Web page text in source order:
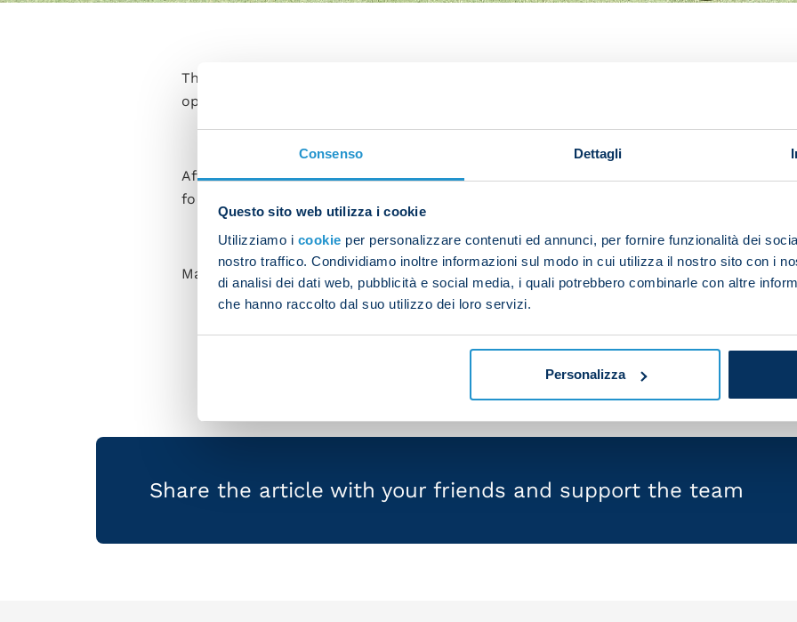
Consenso Dettagli
Questo sito web utilizza i cookie
Utilizziamo i cookie per personalizzare contenuti ed annunci, per fornire funzionalità dei
nostro traffico. Condividiamo inoltre informazioni sul modo in cui utilizza il nostro sito con i
di analisi dei dati web, pubblicità e social media, i quali potrebbero combinarle con altre
che hanno raccolto dal suo utilizzo dei loro servizi.
Personalizza
The first-team squad were put through their paces on Friday morning at the Konami
opening league fixture of the new campaign away to Verona on Monday evening.
After activation drills and some rondos, the players took part in a small-sided game
focus on tactics all over the pitch.
Matteo Politano trained individually out on the pitch, while Giuseppe Ambrosino had
Share the article with your friends and support the team